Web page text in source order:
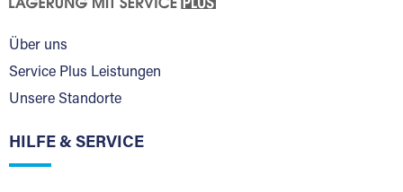
Über uns
Service Plus Leistungen
Unsere Standorte
HILFE & SERVICE